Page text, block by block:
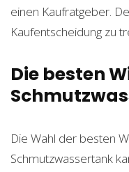
einen Kaufratgeber.
Kaufentscheidung zu
Die besten
Die Wahl der besten
Schmutzwassertank